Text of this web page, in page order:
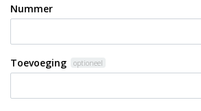
Nummer
Toevoeging optioneel